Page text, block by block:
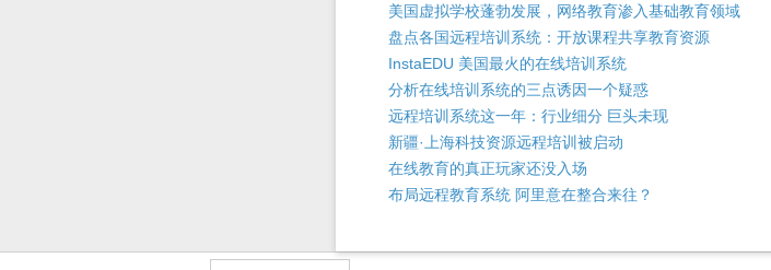
美国虚拟学校蓬勃发展，网络教育渗入基础教育领域
盘点各国远程培训系统：开放课程共享教育资源
InstaEDU 美国最火的在线培训系统
分析在线培训系统的三点诱因一个疑惑
远程培训系统这一年：行业细分 巨头未现
新疆·上海科技资源远程培训被启动
在线教育的真正玩家还没入场
布局远程教育系统 阿里意在整合来往？